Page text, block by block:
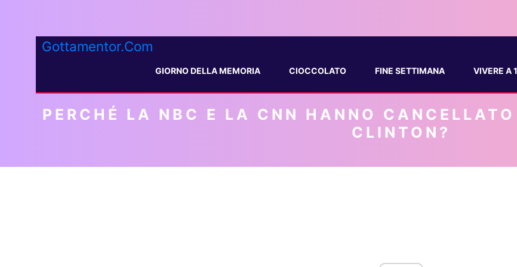
Gottamentor.Com
GIORNO DELLA MEMORIA CIOCCOLATO FINE SETTIMANA VIVERE A
PERCHÉ LA NBC E LA CNN HANNO
CLINTON?